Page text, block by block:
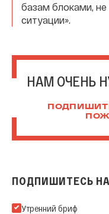
базам блоками, не
ситуации».
НАМ ОЧЕНЬ
ПОДПИШИТЕСЬ
Подпишитесь на нашу
Утренний бриф